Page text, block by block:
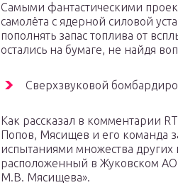
Самыми фантастическими
самолёта с ядерной силовой
пополнять запас топлива от
остались на бумаге, не найдя
Сверхзвуковой
Как рассказал в комментарии
Попов, Мясищев и его команда
испытаниями множества других
расположенный в Жуковском
М.В. Мясищева».